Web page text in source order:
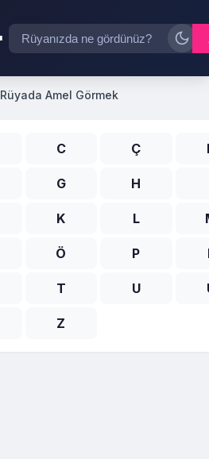
Rüyada Amel Görmek
C Ç
G H
K L
Ö P
T U
Z